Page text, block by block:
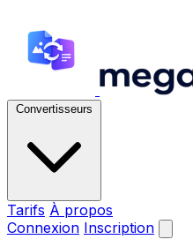
Convertisseurs
Tarifs À propos
Connexion Inscription